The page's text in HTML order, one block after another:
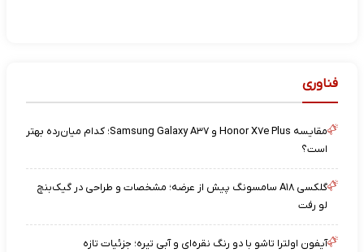
فناوری
مقایسه Honor X۷e Plus و Samsung Galaxy A۳۷؛ کدام میان‌رده بهتر
است؟
گلکسی A۱۸ سامسونگ پیش از عرضه؛ مشخصات و طراحی در گیک‌بنچ
لو رفت
آیفون اولترا تاشو با دو رنگ نقره‌ای و آبی تیره؛ جزئیات تازه